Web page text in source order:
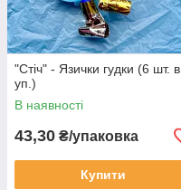
"Стіч" - Язички гудки (6 шт. в
уп.)
В наявності
43,30 ₴/упаковка
Купити